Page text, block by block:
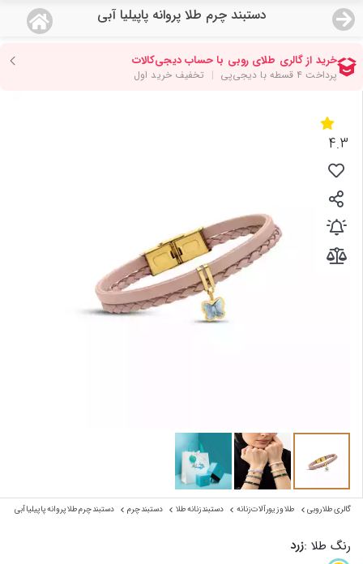
دستبند چرم طلا پروانه پاپیلیا آبی
منو
صفحه اصلی
دسته بندی محصولات
نمایندگی ها
مجله روبی
درباره ما
4.3
گالری طلا روبی طلا و زیورآلات زنانه دستبند زنانه طلا دستبند چرم دستبند چرم طلا پروانه پاپیلیا آبی
رنگ طلا :زرد